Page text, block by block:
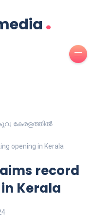
.
കേരളത്തിൽ
opening in Kerala
record
Kerala